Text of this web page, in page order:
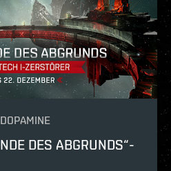
DES ABGRUNDS“-